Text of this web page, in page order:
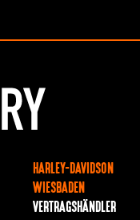
HARLEY-DAVIDSON
WIESBADEN
VERTRAGSHÄNDLER